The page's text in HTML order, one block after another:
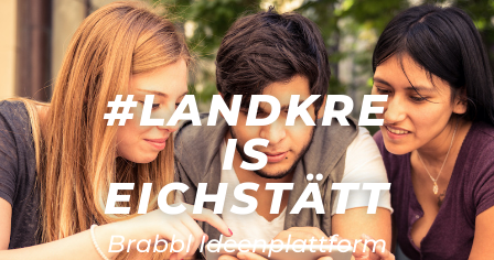
#LANDKRE
IS
EICHSTÄTT
Brabbl Ideenplattform